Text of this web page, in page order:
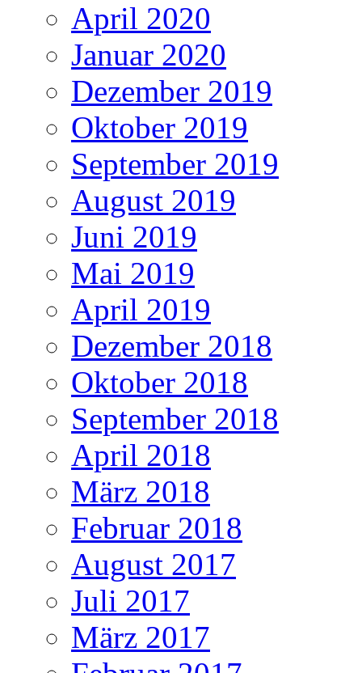
April 2020
Januar 2020
Dezember 2019
Oktober 2019
September 2019
August 2019
Juni 2019
Mai 2019
April 2019
Dezember 2018
Oktober 2018
September 2018
April 2018
März 2018
Februar 2018
August 2017
Juli 2017
März 2017